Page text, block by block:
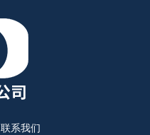
联系我们